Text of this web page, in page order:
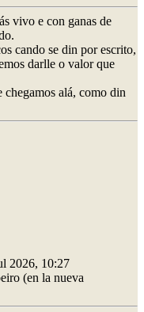
vivo e con ganas de
cando se din por escrito,
darlle o valor que
chegamos alá, como din
2026, 10:27
(en la nueva